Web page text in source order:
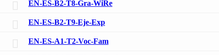
EN-ES-B2-T8-Gra-WiRe
EN-ES-B2-T9-Eje-Exp
EN-ES-A1-T2-Voc-Fam